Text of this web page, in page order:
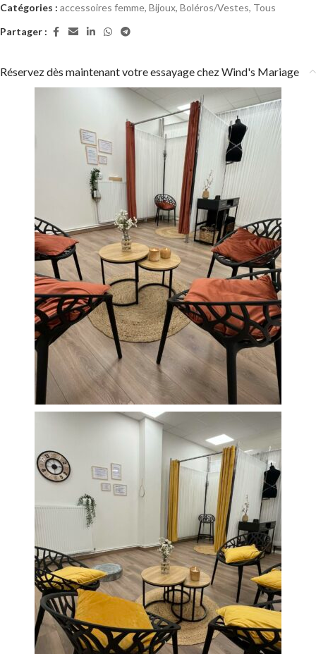
Catégories : accessoires femme, Bijoux, Boléros/Vestes, Tous
Partager :
Réservez dès maintenant votre essayage chez Wind's Mariage